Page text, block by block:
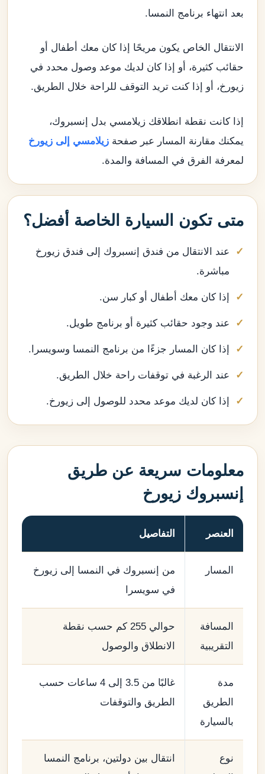
بعد انتهاء برنامج النمسا.
الانتقال الخاص يكون مريحًا إذا كان معك أطفال أو
حقائب كثيرة، أو إذا كان لديك موعد وصول محدد في
زيورخ، أو إذا كنت تريد التوقف للراحة خلال الطريق.
إذا كانت نقطة انطلاقك زيلامسي بدل إنسبروك،
يمكنك مقارنة المسار عبر صفحة زيلامسي إلى زيورخ
لمعرفة الفرق في المسافة والمدة.
متى تكون السيارة الخاصة أفضل؟
عند الانتقال من فندق إنسبروك إلى فندق زيورخ
مباشرة.
إذا كان معك أطفال أو كبار سن.
عند وجود حقائب كثيرة أو برنامج طويل.
إذا كان المسار جزءًا من برنامج النمسا وسويسرا.
عند الرغبة في توقفات راحة خلال الطريق.
إذا كان لديك موعد محدد للوصول إلى زيورخ.
معلومات سريعة عن طريق
إنسبروك زيورخ
العنصر التفاصيل
المسار
من إنسبروك في النمسا إلى زيورخ
في سويسرا
المسافة
التقريبية
حوالي 255 كم حسب نقطة
الانطلاق والوصول
مدة
الطريق
بالسيارة
غالبًا من 3.5 إلى 4 ساعات حسب
الطريق والتوقفات
نوع
انتقال بين دولتين، برنامج النمسا